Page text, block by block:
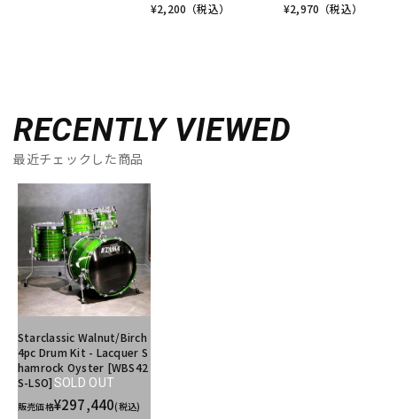
¥2,200 （税込） ¥2,970 （税込）
RECENTLY VIEWED
最近チェックした商品
SOLD OUT
Starclassic Walnut/Birch
4pc Drum Kit - Lacquer S
hamrock Oyster [WBS42
S-LSO]
販売価格¥297,440(税込)